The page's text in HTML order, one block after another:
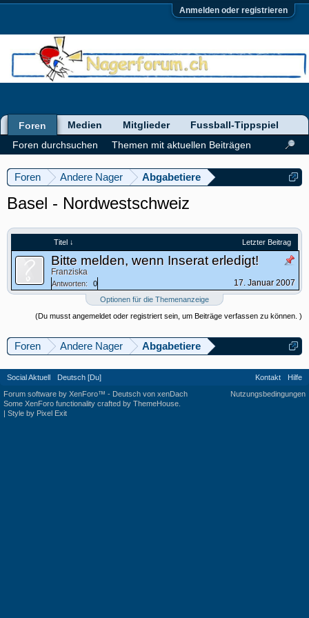
Anmelden oder registrieren
Foren Andere Nager Abgabetiere
Basel - Nordwestschweiz
Titel ↓ Letzter Beitrag
Bitte melden, wenn Inserat erledigt!
Franziska
Antworten: 0 17. Januar 2007
Optionen für die Themenanzeige
(Du musst angemeldet oder registriert sein, um Beiträge verfassen zu können. )
Foren Andere Nager Abgabetiere
Foren
Foren durchsuchen
Themen mit aktuellen Beiträgen
Medien Mitglieder Fussball-Tippspiel
Social Aktuell Deutsch [Du] Kontakt
Hilfe
Nutzungsbedingungen
Forum software by XenForo™ - Deutsch von xenDach
Some XenForo functionality crafted by ThemeHouse
| Style by Pixel Exit